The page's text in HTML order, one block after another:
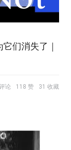
们消失了｜
论 118 赞 31 收藏